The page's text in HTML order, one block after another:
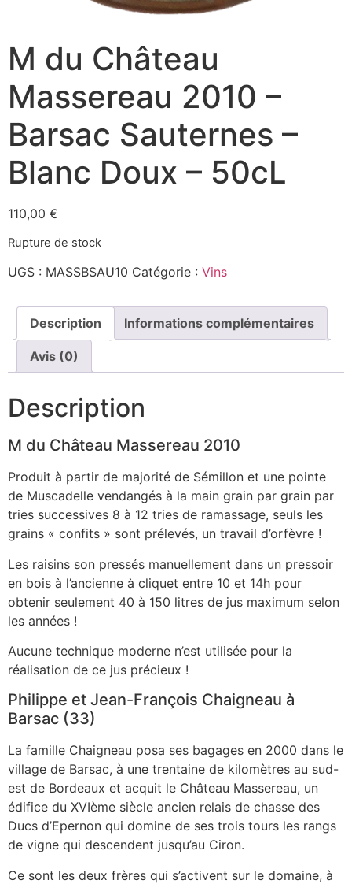
M du Château
Massereau 2010 –
Barsac Sauternes –
Blanc Doux – 50cL
110,00 €
Rupture de stock
UGS : MASSBSAU10 Catégorie : Vins
Description Informations complémentaires
Avis (0)
Description
M du Château Massereau 2010
Produit à partir de majorité de Sémillon et une pointe
de Muscadelle vendangés à la main grain par grain par
tries successives 8 à 12 tries de ramassage, seuls les
grains « confits » sont prélevés, un travail d’orfèvre !
Les raisins son pressés manuellement dans un pressoir
en bois à l’ancienne à cliquet entre 10 et 14h pour
obtenir seulement 40 à 150 litres de jus maximum selon
les années !
Aucune technique moderne n’est utilisée pour la
réalisation de ce jus précieux !
Philippe et Jean-François Chaigneau à
Barsac (33)
La famille Chaigneau posa ses bagages en 2000 dans le
village de Barsac, à une trentaine de kilomètres au sud-
est de Bordeaux et acquit le Château Massereau, un
édifice du XVIème siècle ancien relais de chasse des
Ducs d’Epernon qui domine de ses trois tours les rangs
de vigne qui descendent jusqu’au Ciron.
Ce sont les deux frères qui s’activent sur le domaine, à